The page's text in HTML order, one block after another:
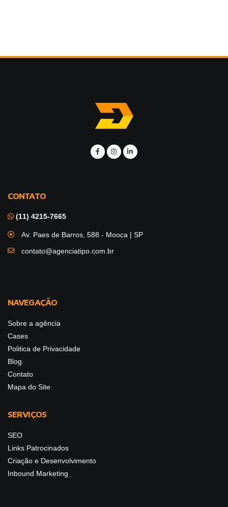
CONTATO
(11) 4215-7665
Av. Paes de Barros, 588 - Mooca | SP
contato@agenciatipo.com.br
NAVEGAÇÃO
Sobre a agência
Cases
Politica de Privacidade
Blog
Contato
Mapa do Site
SERVIÇOS
SEO
Links Patrocinados
Criação e Desenvolvimento
Inbound Marketing